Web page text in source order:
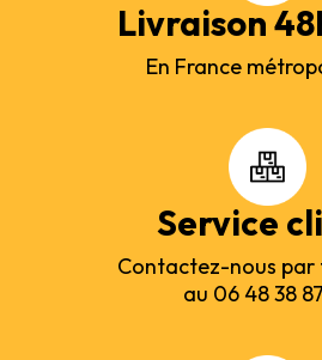
Livraison
En France
Service
Contactez-nous par
au 06 48 38